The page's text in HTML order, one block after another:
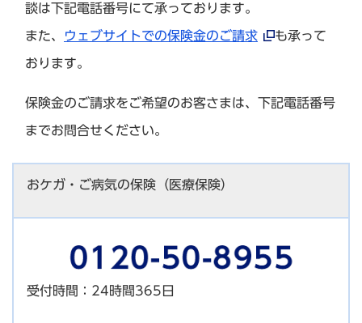
談は下記電話番号にて承っております。
また、 ウェブサイトでの保険金のご請求 も承って
おります。
保険金のご請求をご希望のお客さまは、下記電話番号
までお問合せください。
おケガ・ご病気の保険（医療保険）
受付時間：24時間365日